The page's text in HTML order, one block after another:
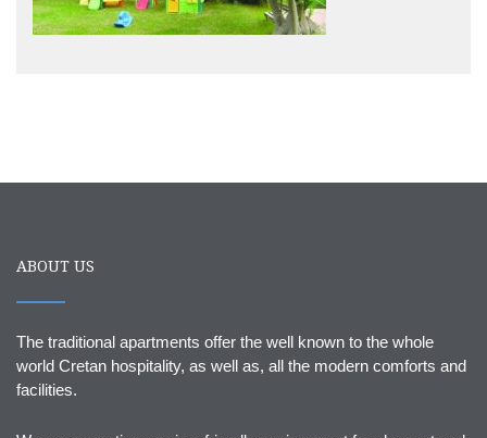
ABOUT US
The traditional apartments offer the well known to the whole
world Cretan hospitality, as well as, all the modern comforts and
facilities.